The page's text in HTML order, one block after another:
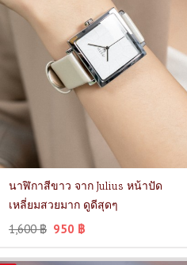
นาฬิกาสีขาว จาก Julius หน้าปัด
เหลี่ยมสวยมาก ดูดีสุดๆ
1,600฿ 950 ฿